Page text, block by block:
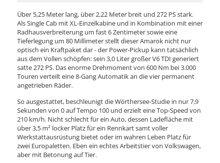
Über 5,25 Meter lang, über 2,22 Meter breit und 272 PS stark.
Als Single Cab mit XL-Einzelkabine und in Kombination mit einer
Radhausverbreiterung um fast 6 Zentimeter sowie eine
Tieferlegung um 80 Millimeter stellt dieser Amarok nicht nur
optisch ein Kraftpaket dar - der Power-Pickup kann tatsächlich
aus dem Vollen schöpfen: sein 3,0 Liter großer V6 TDI generiert
satte 272 PS. Das enorme Drehmoment von 600 Nm bei 3.000
Touren verteilt eine 8-Gang Automatik an die vier permanent
angetrieben Räder.
So ausgestattet, beschleunigt die Wörthersee-Studie in nur 7,9
Sekunden von 0 auf Tempo 100 und erzielt eine Top-Speed von
210 km/h. Nicht schlecht für ein Auto, dessen Ladefläche mit
über 3,5 m² locker Platz für ein Rennkart samt voller
Werkstattausrüstung bietet oder im wahren Leben Platz für
zwei Europaletten. Eben ein echtes Arbeitstier von Volkswagen,
aber mit Betonung auf Tier.